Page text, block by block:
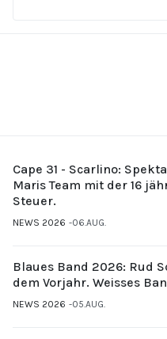
Cape 31 - Scarlino:
Maris Team mit der 16
Steuer.
NEWS 2026 06.AUG.
Blaues Band 2026: Rud
dem Vorjahr. Weisses
NEWS 2026 05.AUG.